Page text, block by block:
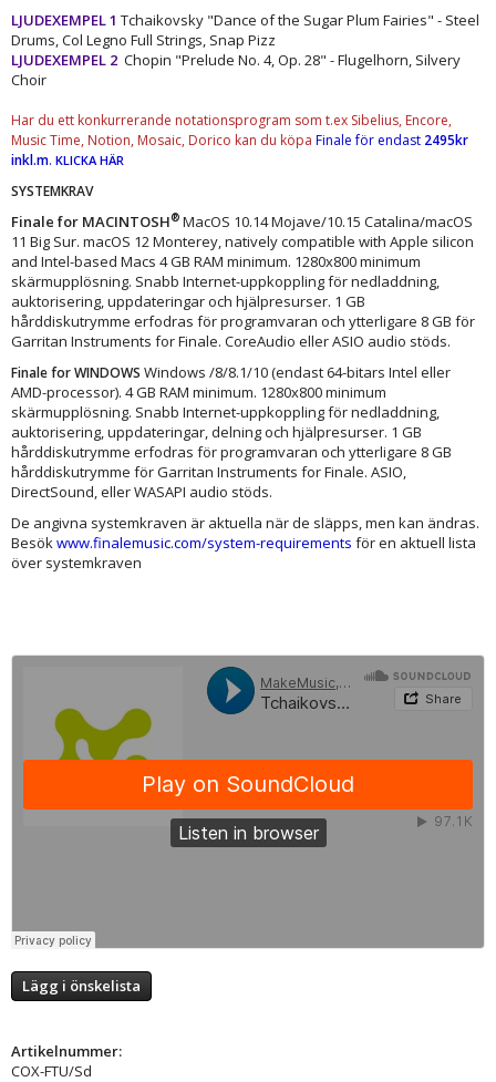
LJUDEXEMPEL 1 Tchaikovsky "Dance of the Sugar Plum Fairies" - Steel
Drums, Col Legno Full Strings, Snap Pizz
LJUDEXEMPEL 2 Chopin "Prelude No. 4, Op. 28" - Flugelhorn, Silvery
Choir
Har du ett konkurrerande notationsprogram som t.ex Sibelius, Encore,
Music Time, Notion, Mosaic, Dorico kan du köpa Finale för endast 2495kr
inkl.m. KLICKA HÄR
SYSTEMKRAV
Finale for MACINTOSH® MacOS 10.14 Mojave/10.15 Catalina/macOS
11 Big Sur. macOS 12 Monterey, natively compatible with Apple silicon
and Intel-based Macs 4 GB RAM minimum. 1280x800 minimum
skärmupplösning. Snabb Internet-uppkoppling för nedladdning,
auktorisering, uppdateringar och hjälpresurser. 1 GB
hårddiskutrymme erfodras för programvaran och ytterligare 8 GB för
Garritan Instruments for Finale. CoreAudio eller ASIO audio stöds.
Finale for WINDOWS Windows /8/8.1/10 (endast 64-bitars Intel eller
AMD-processor). 4 GB RAM minimum. 1280x800 minimum
skärmupplösning. Snabb Internet-uppkoppling för nedladdning,
auktorisering, uppdateringar, delning och hjälpresurser. 1 GB
hårddiskutrymme erfodras för programvaran och ytterligare 8 GB
hårddiskutrymme för Garritan Instruments for Finale. ASIO,
DirectSound, eller WASAPI audio stöds.
De angivna systemkraven är aktuella när de släpps, men kan ändras.
Besökwww.finalemusic.com/system-requirements för en aktuell lista
över systemkraven
Tchaikovsky "The Nutcracker: Le Cafe" - Eb Clarinet, Alto Flute, Bass Flute, Contrabass Clarinet
Lägg i önskelista
Artikelnummer:
COX-FTU/Sd